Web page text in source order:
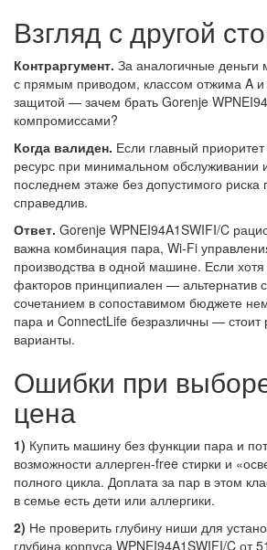
Взгляд с другой
Контраргумент. За аналогичные
с прямым приводом, классом отжима A и
защитой — зачем брать Gorenje
компромиссами?
Когда валиден. Если главный
ресурс при минимальном обслуживании
последнем этаже без допустимого
справедлив.
Ответ. Gorenje WPNEI94A1SWIFI/C
важна комбинация пара, Wi-Fi
производства в одной машине. Если
факторов принципиален — альтернатив
сочетанием в сопоставимом бюджете
пара и ConnectLife безразличны — стоит
варианты.
Ошибки при
цена
1) Купить машину без функции пара и
возможности аллерген-free стирки и
полного цикла. Доплата за пар в этом
в семье есть дети или аллергики.
2) Не проверить глубину ниши для
глубина корпуса WPNEI94A1SWIFI/C от